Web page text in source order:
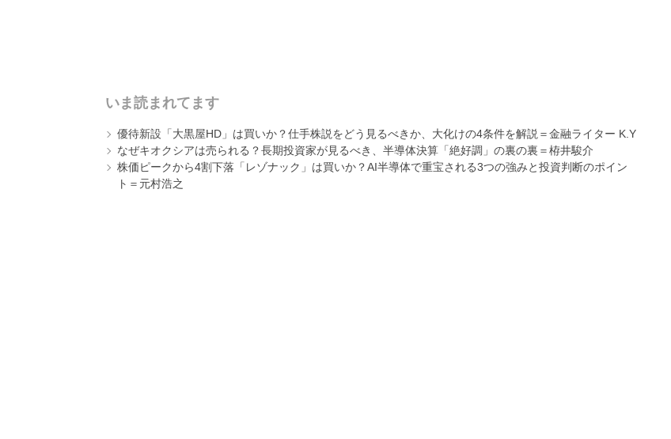
いま読まれてます
優待新設「大黒屋HD」は買いか？仕手株説をどう見るべきか、大化けの4条件を解説＝金融ライター K.Y
なぜキオクシアは売られる？長期投資家が見るべき、半導体決算「絶好調」の裏の裏＝栫井駿介
株価ピークから4割下落「レゾナック」は買いか？AI半導体で重宝される3つの強みと投資判断のポイン
ト＝元村浩之